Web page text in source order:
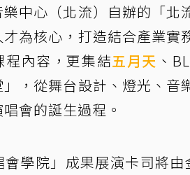
中心（北流）自辦的「北
為核心，打造結合產業實
程內容，更集結五月天 、
」，從舞台設計、燈光、
會的誕生過程。
會學院」成果展演卡司將由